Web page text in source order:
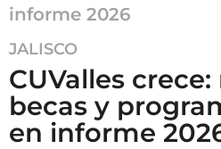
informe 2026
4
m
e
s
e
JALISCO
CUValles
becas y
en informe